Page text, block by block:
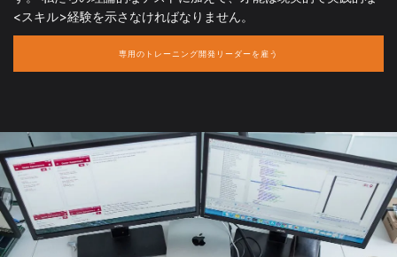
<スキル>経験を示さなければなりません。
専用のトレーニング開発リーダーを雇う